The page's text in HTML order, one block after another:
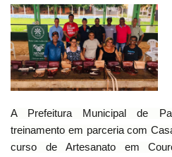
A Prefeitura Municipal de
treinamento em parceria com
curso de Artesanato em